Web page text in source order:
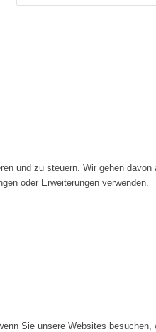
und zu steuern. Wir gehen
oder Erweiterungen verwenden.
Sie unsere Websites